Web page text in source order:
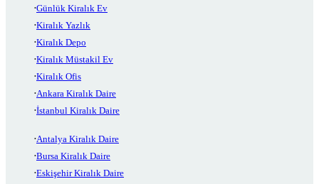
Günlük Kiralık Ev
Kiralık Yazlık
Kiralık Depo
Kiralık Müstakil Ev
Kiralık Ofis
Ankara Kiralık Daire
İstanbul Kiralık Daire
Antalya Kiralık Daire
Bursa Kiralık Daire
Eskişehir Kiralık Daire